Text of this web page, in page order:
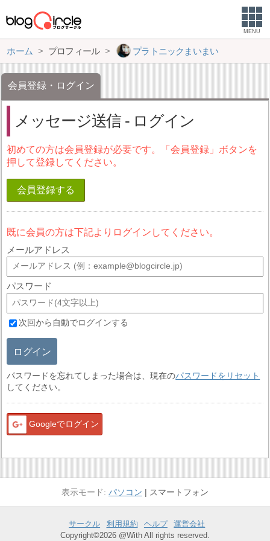
MENU
ホーム プロフィール プラトニックまいまい
会員登録・ログイン
メッセージ送信 - ログイン
初めての方は会員登録が必要です。「会員登録」ボタンを
押して登録してください。
会員登録する
既に会員の方は下記よりログインしてください。
メールアドレス
パスワード
次回から自動でログインする
ログイン
パスワードを忘れてしまった場合は、現在のパスワードをリセット
してください。
Googleでログイン
パソコン スマートフォン
サークル 利用規約 ヘルプ
運営会社
Copyright©2026 @With All rights reserved.